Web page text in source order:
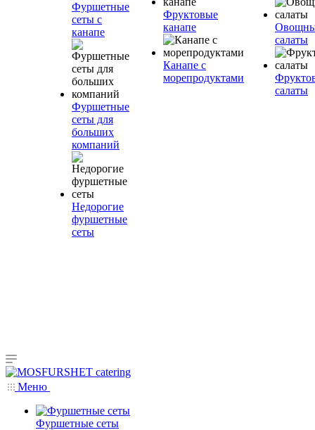
Фуршетные
сеты с
канапе
Фуршетные
сеты для
больших
компаний
Недорогие
фуршетные
сеты
Фруктовые
канапе
Канапе с
морепродуктами
салаты
салаты
Меню
Фуршетные сеты